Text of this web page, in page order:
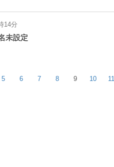
14分
未設定
5 6 7 8 9 10 11